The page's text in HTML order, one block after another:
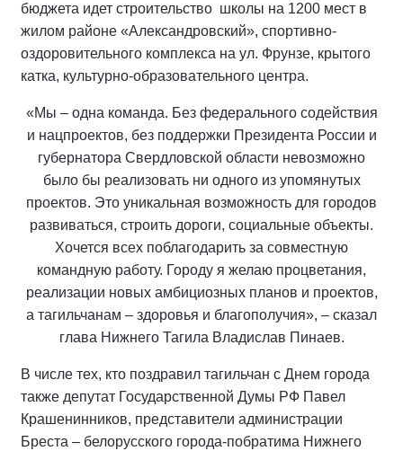
бюджета идет строительство школы на 1200 мест в
жилом районе «Александровский», спортивно-
оздоровительного комплекса на ул. Фрунзе, крытого
катка, культурно-образовательного центра.
«Мы – одна команда. Без федерального содействия
и нацпроектов, без поддержки Президента России и
губернатора Свердловской области невозможно
было бы реализовать ни одного из упомянутых
проектов. Это уникальная возможность для городов
развиваться, строить дороги, социальные объекты.
Хочется всех поблагодарить за совместную
командную работу. Городу я желаю процветания,
реализации новых амбициозных планов и проектов,
а тагильчанам – здоровья и благополучия», – сказал
глава Нижнего Тагила Владислав Пинаев.
В числе тех, кто поздравил тагильчан с Днем города
также депутат Государственной Думы РФ Павел
Крашенинников, представители администрации
Бреста – белорусского города-побратима Нижнего